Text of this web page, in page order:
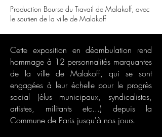
Production Bourse du Travail de Malakoff, avec
le soutien de la ville de Malakoff
Cette exposition en déambulation rend
hommage à 12 personnalités marquantes
de la ville de Malakoff, qui se sont
engagées à leur échelle pour le progrès
social (élus municipaux, syndicalistes,
artistes, militants etc...) depuis la
Commune de Paris jusqu'à nos jours.